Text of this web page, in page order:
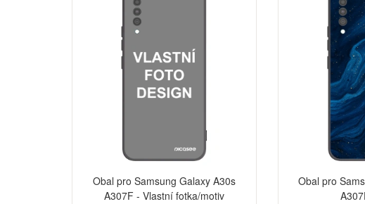
Obal pro Samsung Galaxy A30s
A307F - Vlastní fotka/motiv
Obal pro